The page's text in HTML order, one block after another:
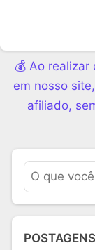
💰 Ao
em nosso
afiliado,